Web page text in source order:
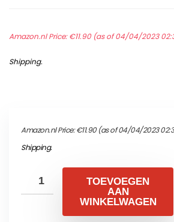
Amazon.nl Price:€11.90(as of 04/04/2023
Shipping.
Amazon.nl Price:€11.90(as of 04/04/2023
Shipping.
TOEVOEGEN
AAN
WINKELWAGEN